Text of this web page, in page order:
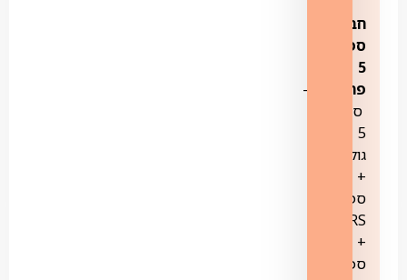
חבילת
ספורט
5
פרימיום
–
ספורט
5
גולד
+
ספורט
5STARS
+
ספורט